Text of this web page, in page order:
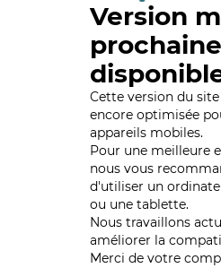
Version
Cette version du site
encore optimisée
appareils mobiles.
Pour une meilleure
nous vous
d'utiliser un
ou une tablette.
Nous travaillons
améliorer la
Merci de votre